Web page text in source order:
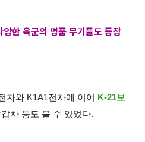
한 육군의 명품 무기들도 등장
차와 K1A1전차에 이어
K-21보
차 등도 볼 수 있었다.